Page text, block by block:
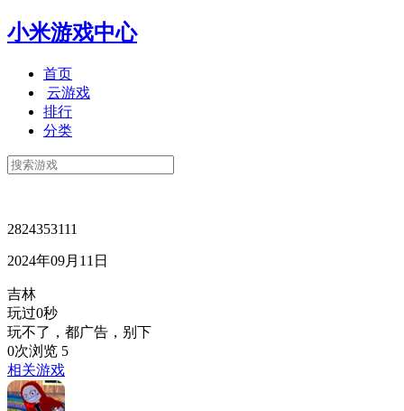
小米游戏中心
首页
云游戏
排行
分类
2824353111
2024年09月11日
吉林
玩过0秒
玩不了，都广告，别下
0次浏览 5
相关游戏